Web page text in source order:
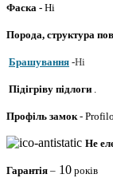
Фаска - Ні
Порода, структура
Брашування -Ні
Підігріву підлоги
Профіль замок -
Не
Гарантія – 10 років